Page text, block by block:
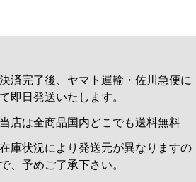
決済完了後、ヤマト運輸・佐川急便に
て即日発送いたします。
当店は全商品国内どこでも送料無料
在庫状況により発送元が異なりますの
で、予めご了承下さい。